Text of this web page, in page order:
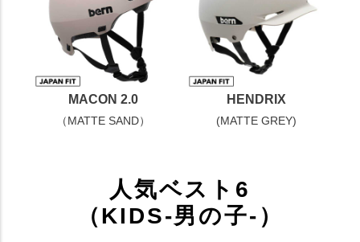
MACON 2.0
（MATTE SAND）
HENDRIX
(MATTE GREY)
人気ベスト6
（KIDS-男の子-）